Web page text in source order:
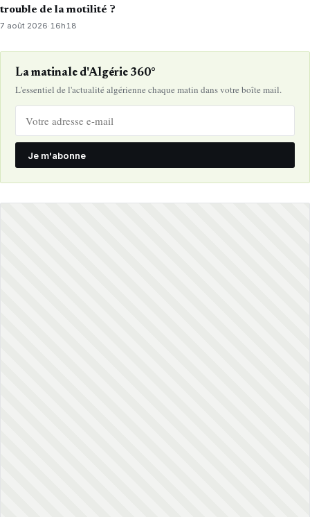
trouble de la motilité ?
7 août 2026· 16h18
La matinale d'Algérie 360°
L'essentiel de l'actualité algérienne chaque matin dans votre boîte mail.
Je m'abonne